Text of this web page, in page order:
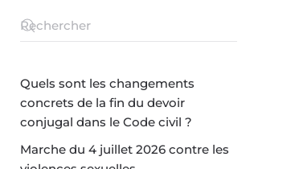
Quels sont les changements
concrets de la fin du devoir
conjugal dans le Code civil ?
Marche du 4 juillet 2026 contre les